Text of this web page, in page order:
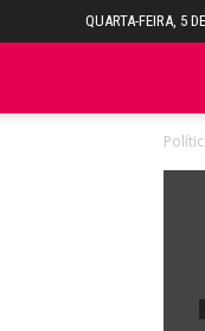
QUARTA-FEIRA, 5